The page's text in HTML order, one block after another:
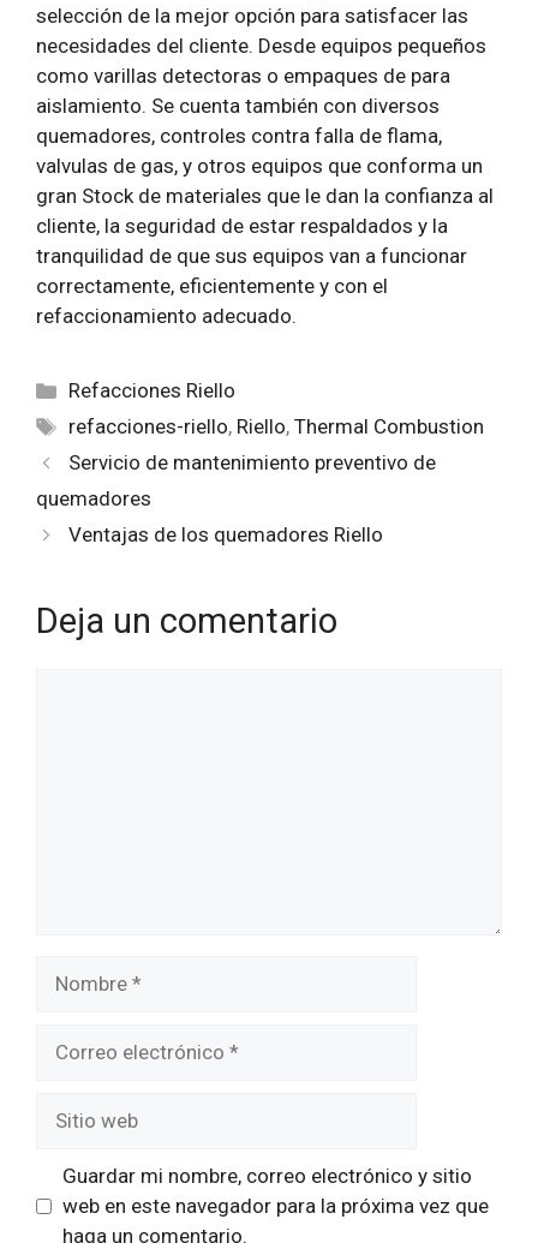
selección de la mejor opción para satisfacer las
necesidades del cliente. Desde equipos pequeños
como varillas detectoras o empaques de para
aislamiento. Se cuenta también con diversos
quemadores, controles contra falla de flama,
valvulas de gas, y otros equipos que conforma un
gran Stock de materiales que le dan la confianza al
cliente, la seguridad de estar respaldados y la
tranquilidad de que sus equipos van a funcionar
correctamente, eficientemente y con el
refaccionamiento adecuado.
Categorías
Refacciones Riello
Etiquetas
refacciones-riello, Riello,Thermal Combustion
Servicio de mantenimiento preventivo de
quemadores
Ventajas de los quemadores Riello
Deja un comentario
Guardar mi nombre, correo electrónico y sitio
web en este navegador para la próxima vez que
haga un comentario.